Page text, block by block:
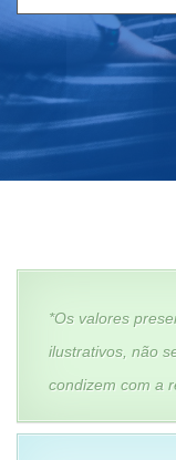
for:
*Os valores
ilustrativos, não
condizem com a